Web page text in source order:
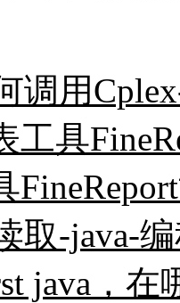
调用
工具
取-java-
java，在